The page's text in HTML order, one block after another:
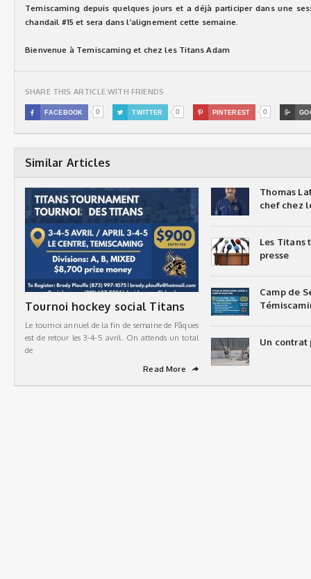
Temiscaming depuis quelques jours et a déjà participer dans une
chandail #15 et sera dans l’alignement cette semaine.
Bienvenue à Temiscaming et chez les Titans Adam
SHARE THIS ARTICLE WITH FRIENDS
 FACEBOOK 0  TWITTER 0  PINTEREST 0 
Similar Articles
Tournoi hockey social Titans
Le tournoi annuel de la fin de semaine de Pâques
est de retour les 3-4-5 avril. On attends un total
de
Read More
➦
Thomas
chef chez
Les Titans
presse
Camp de
Un contrat